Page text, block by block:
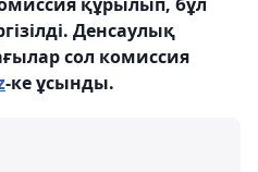
Денсаулық
сол комиссия
-ке ұсынды.